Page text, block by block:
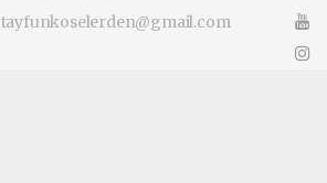
tayfunkoselerden@gmail.com